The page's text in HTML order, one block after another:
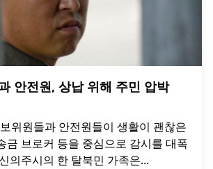
안전원, 상납 위해 주민 압박
위원들과 안전원들이 생활이 괜찮은
금 브로커 등을 중심으로 감시를 대폭
의주시의 한 탈북민 가족은...